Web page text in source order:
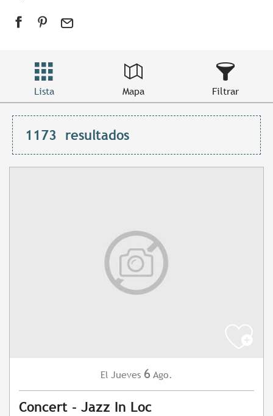
Lista Mapa Filtrar
1173 resultados
El Jueves 6 Ago.
Concert - Jazz In Loc